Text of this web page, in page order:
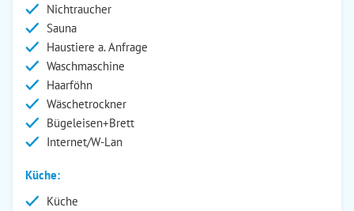
Nichtraucher
Sauna
Haustiere a. Anfrage
Waschmaschine
Haarföhn
Wäschetrockner
Bügeleisen+Brett
Internet/W-Lan
Küche:
Küche